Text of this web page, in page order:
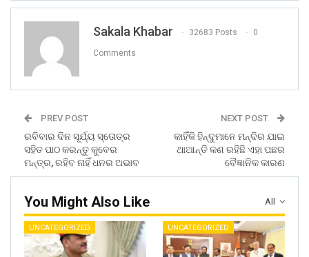
Sakala Khabar 32683 Posts 0
Comments
PREV POST
ରବିବାର ଦିନ ସୂର୍ଯ୍ୟ ସ୍ତୋତ୍ର
ସହିତ ପାଠ କରନ୍ତୁ କୁବେର
ମନ୍ତ୍ର, ରହିବ ନାହିଁ ଧନର ଅଭାବ
NEXT POST
କାହିଁକି ହିନ୍ଦୁମାନେ ମନ୍ଦିର ଯାଇ
ଥାଆନ୍ତି କଣ ରହିଛି ଏହା ପଛର
ବୈଜ୍ଞାନିକ କାରଣ
All
You Might Also Like
UNCATEGORIZED UNCATEGORIZED